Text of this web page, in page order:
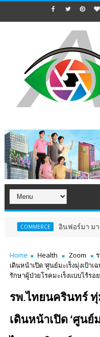
อินฟอร์มา มาร์เก็ตส์ ผนึกเครือ
Home Health Zoom
เดินหน้าเปิด ‘ศูนย์มะเร็งมุ่งเป้า
รักษาผู้ป่วยโรคมะเร็งแบบไร้รอ
รพ.ไทยนครินทร์
เดินหน้าเปิด ‘ศูนย์